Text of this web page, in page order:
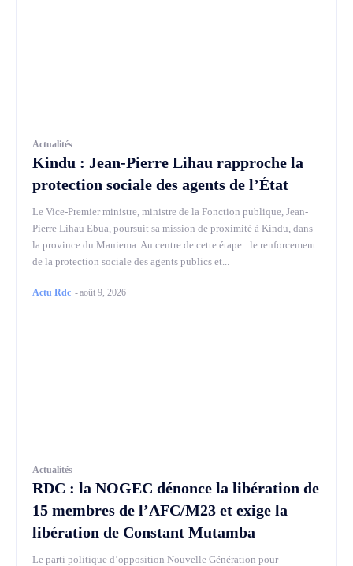
Actualités
Kindu : Jean-Pierre Lihau rapproche la
protection sociale des agents de l’État
Le Vice-Premier ministre, ministre de la Fonction publique, Jean-
Pierre Lihau Ebua, poursuit sa mission de proximité à Kindu, dans
la province du Maniema. Au centre de cette étape : le renforcement
de la protection sociale des agents publics et...
Actu Rdc -août 9, 2026
Actualités
RDC : la NOGEC dénonce la libération de
15 membres de l’AFC/M23 et exige la
libération de Constant Mutamba
Le parti politique d’opposition Nouvelle Génération pour